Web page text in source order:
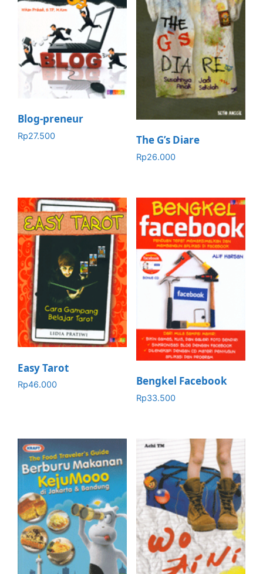
Blog-preneur
Rp27.500 The G’s Diare
Rp26.000
Easy Tarot
Rp46.000 Bengkel Facebook
Rp33.500